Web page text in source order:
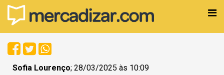
Sofia Lourenço; 28/03/2025 às 10:09